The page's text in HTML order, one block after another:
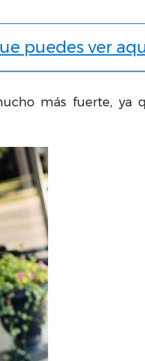
puedes ver
más fuerte, ya